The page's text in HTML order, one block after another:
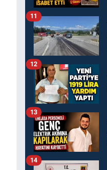
11
12
13
14